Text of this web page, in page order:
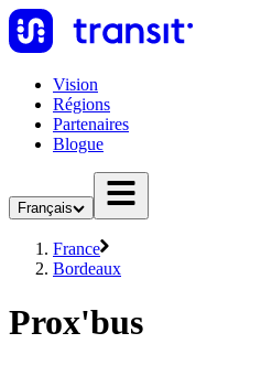
Vision
Régions
Partenaires
Blogue
Français
France
Bordeaux
Prox'bus